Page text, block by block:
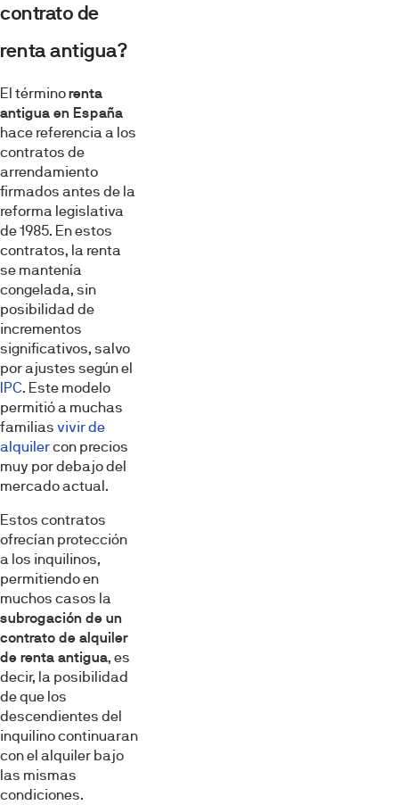
contrato de
renta antigua?
El términorenta
antigua en España
hace referencia a los
contratos de
arrendamiento
firmados antes de la
reforma legislativa
de 1985. En estos
contratos, la renta
se mantenía
congelada, sin
posibilidad de
incrementos
significativos, salvo
por ajustes según el
IPC. Este modelo
permitió a muchas
familias vivir de
alquilercon precios
muy por debajo del
mercado actual.
Estos contratos
ofrecían protección
a los inquilinos,
permitiendo en
muchos casos la
subrogación de un
contrato de alquiler
de renta antigua, es
decir, la posibilidad
de que los
descendientes del
inquilino continuaran
con el alquiler bajo
las mismas
condiciones.